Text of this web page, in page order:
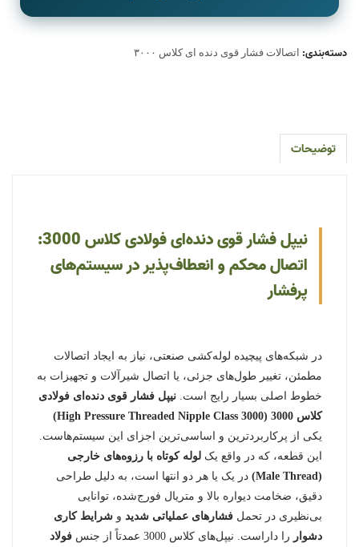
دسته‌بندی: اتصالات فشار قوی دنده ای کلاس ۳۰۰۰
توضیحات
نیپل فشار قوی دنده‌ای فولادی کلاس 3000:
اتصال محکم و انعطاف‌پذیر در سیستم‌های
پرفشار
در شبکه‌های پیچیده لوله‌کشی صنعتی، نیاز به ایجاد اتصالات
مطمئن، تغییر طول‌های جزئی، یا اتصال شیرآلات و تجهیزات به
خطوط اصلی بسیار رایج است. نیپل فشار قوی دنده‌ای فولادی
کلاس 3000 (High Pressure Threaded Nipple Class 3000)
یکی از پرکاربردترین و اساسی‌ترین اجزای این سیستم‌هاست.
این قطعه، که در واقع یک لوله کوتاه با رزوه‌های خارجی
(Male Thread)
در یک یا هر دو انتها است، به دلیل طراحی
دقیق، ضخامت دیواره بالا و متریال فورج‌شده، توانایی
بی‌نظیری در تحمل فشارهای عملیاتی شدید و شرایط کاری
دشوار را داراست. نیپل‌های کلاس 3000 عمدتاً از جنس
فولاد